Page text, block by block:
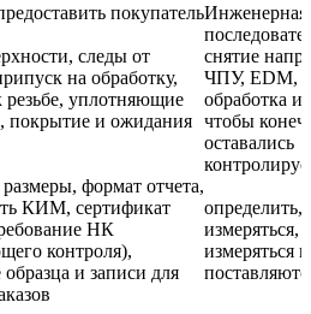
покупательИнженерная
следы от
на обработку,
резьбе, уплотняющие
покрытие и ожидания
снятие
ЧПУ, EDM,
обработка и
чтобы
оставались
формат отчета,
КИМ, сертификат
НК
контроля),
и записи для
определить,
измеряться,
измеряться